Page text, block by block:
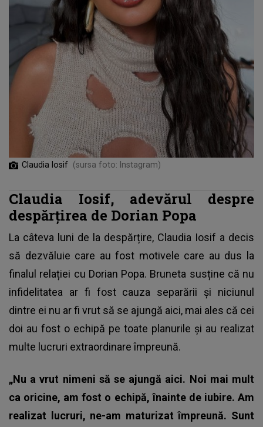
Claudia Iosif (sursa foto: Instagram)
Claudia Iosif, adevărul despre
despărțirea de Dorian Popa
La câteva luni de la despărțire, Claudia Iosif a decis
să dezvăluie care au fost motivele care au dus la
finalul relației cu Dorian Popa. Bruneta susține că nu
infidelitatea ar fi fost cauza separării și niciunul
dintre ei nu ar fi vrut să se ajungă aici, mai ales că cei
doi au fost o echipă pe toate planurile și au realizat
multe lucruri extraordinare împreună.
„Nu a vrut nimeni să se ajungă aici. Noi mai mult
ca oricine, am fost o echipă, înainte de iubire. Am
realizat lucruri, ne-am maturizat împreună. Sunt